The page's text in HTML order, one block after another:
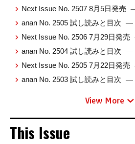
Next Issue No. 2507 8月5日発売
anan No. 2505 試し読みと目次 —
Next Issue No. 2506 7月29日発売
anan No. 2504 試し読みと目次 —
Next Issue No. 2505 7月22日発売
anan No. 2503 試し読みと目次 —
View More
This Issue